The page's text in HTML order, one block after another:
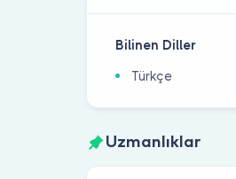
Bilinen Diller
Türkçe
Uzmanlıklar